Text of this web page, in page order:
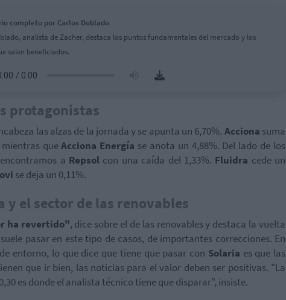
completo por Carlos Doblado
analista de Zacher, destaca los puntos fundamentales del mercado y los
salen beneficiados.
protagonistas
las alzas de la jornada y se apunta un 6,70%. Acciona suma
mientras queAcciona Energía se anota un 4,88%. Del lado de los
a Repsol con una caída del 1,33%. Fluidra cede un
se deja un 0,11%.
y el sector de las renovables
ha revertido", dice sobre el de las renovables y destaca la vuelta
suele pasar en este tipo de casos, de importantes correcciones. En
entorno, lo que dice que tiene que pasar con Solaria es que las
que ir bien, las noticias para el valor deben ser positivas. "La
es donde el analista técnico tiene que disparar", insiste.